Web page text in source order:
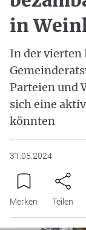
in
In der vierten
Parteien und
sich eine
könnten
31.05.2024
Merken Teilen